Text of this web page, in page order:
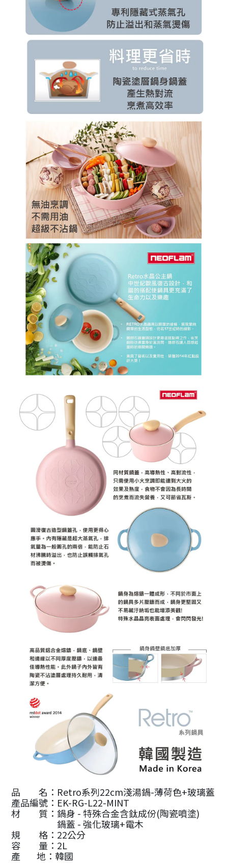
品 名：Retro系列22cm淺湯鍋-薄荷色+玻璃蓋
產品編號：EK-RG-L22-MINT
材 質：鍋身 - 特殊合金含鈦成份(陶瓷噴塗)
鍋蓋 - 強化玻璃+電木
規 格：22公分
容 量：2L
產 地：韓國